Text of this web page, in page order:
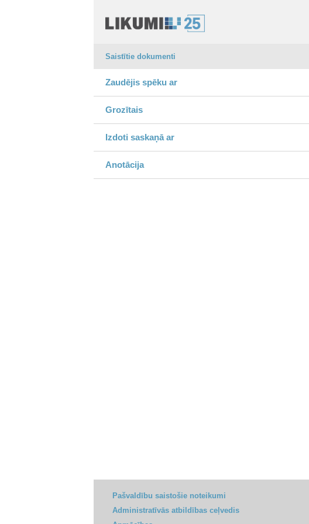
Saistītie dokumenti
Zaudējis spēku ar
Grozītais
Izdoti saskaņā ar
Anotācija
Pašvaldību saistošie noteikumi
Administratīvās atbildības ceļvedis